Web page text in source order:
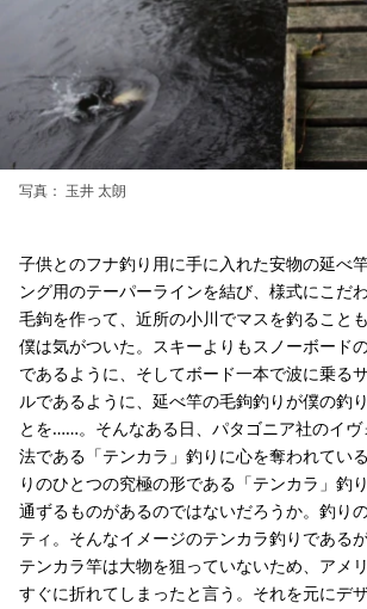
写真： 玉井 太朗
子供とのフナ釣り用に手に入れた安物の延べ
ング用のテーパーラインを結び、様式にこだ
毛鉤を作って、近所の小川でマスを釣ること
僕は気がついた。スキーよりもスノーボード
であるように、そしてボード一本で波に乗る
ルであるように、延べ竿の毛鉤釣りが僕の釣
とを……。そんなある日、パタゴニア社のイヴ
法である「テンカラ」釣りに心を奪われてい
りのひとつの究極の形である「テンカラ」釣
通ずるものがあるのではないだろうか。釣り
ティ。そんなイメージのテンカラ釣りである
テンカラ竿は大物を狙っていないため、アメ
すぐに折れてしまったと言う。それを元にデ